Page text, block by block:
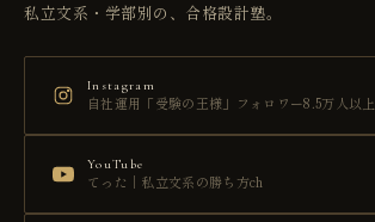
私立文系・学部別の、合格設計塾。
Instagram
自社運用「受験の王様」フォロワー8.5万人以上
YouTube
てった｜私立文系の勝ち方ch